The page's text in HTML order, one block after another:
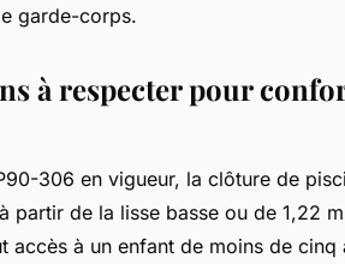
garde-corps.
à respecter pour
306 en vigueur, la clôture de
partir de la lisse basse ou de 1,22
accès à un enfant de moins de cinq